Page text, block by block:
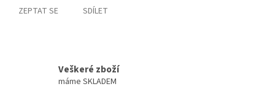
ZEPTAT SE SDÍLET
Veškeré zboží
máme SKLADEM